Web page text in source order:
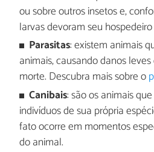
ou sobre outros insetos e,
larvas devoram seu
Parasitas: existem animais
animais, causando danos
morte. Descubra mais sobre o
Canibais: são os animais
indivíduos de sua própria
fato ocorre em momentos
do animal.